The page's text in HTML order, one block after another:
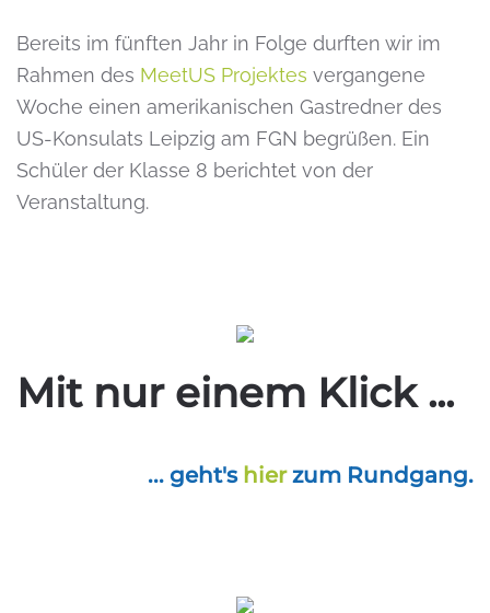
Bereits im fünften Jahr in Folge durften wir im
Rahmen des MeetUS Projektes vergangene
Woche einen amerikanischen Gastredner des
US-Konsulats Leipzig am FGN begrüßen. Ein
Schüler der Klasse 8 berichtet von der
Veranstaltung.
Mit nur einem Klick ...
... geht's hierzum Rundgang.